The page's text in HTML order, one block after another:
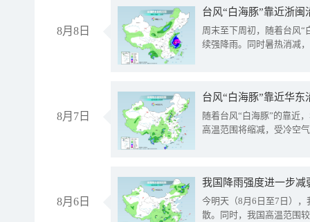
8月8日
台风“白海豚”靠近浙
周末至下周初，随着台风“
续强降雨。同时暑热消减
8月7日
台风“白海豚”靠近华
随着台风“白海豚”的靠近
高温范围将缩减，受冷空
8月6日
今明天（8月6日至7日）
散。同时，我国高温范围